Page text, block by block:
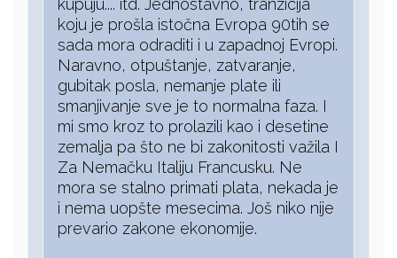
kupuju.... itd. Jednostavno, tranzicija
koju je prošla istočna Evropa 90tih se
sada mora odraditi i u zapadnoj Evropi.
Naravno, otpuštanje, zatvaranje,
gubitak posla, nemanje plate ili
smanjivanje sve je to normalna faza. I
mi smo kroz to prolazili kao i desetine
zemalja pa što ne bi zakonitosti važila I
Za Nemačku Italiju Francusku. Ne
mora se stalno primati plata, nekada je
i nema uopšte mesecima. Još niko nije
prevario zakone ekonomije.